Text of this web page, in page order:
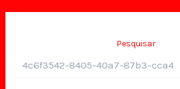
Pesquisar